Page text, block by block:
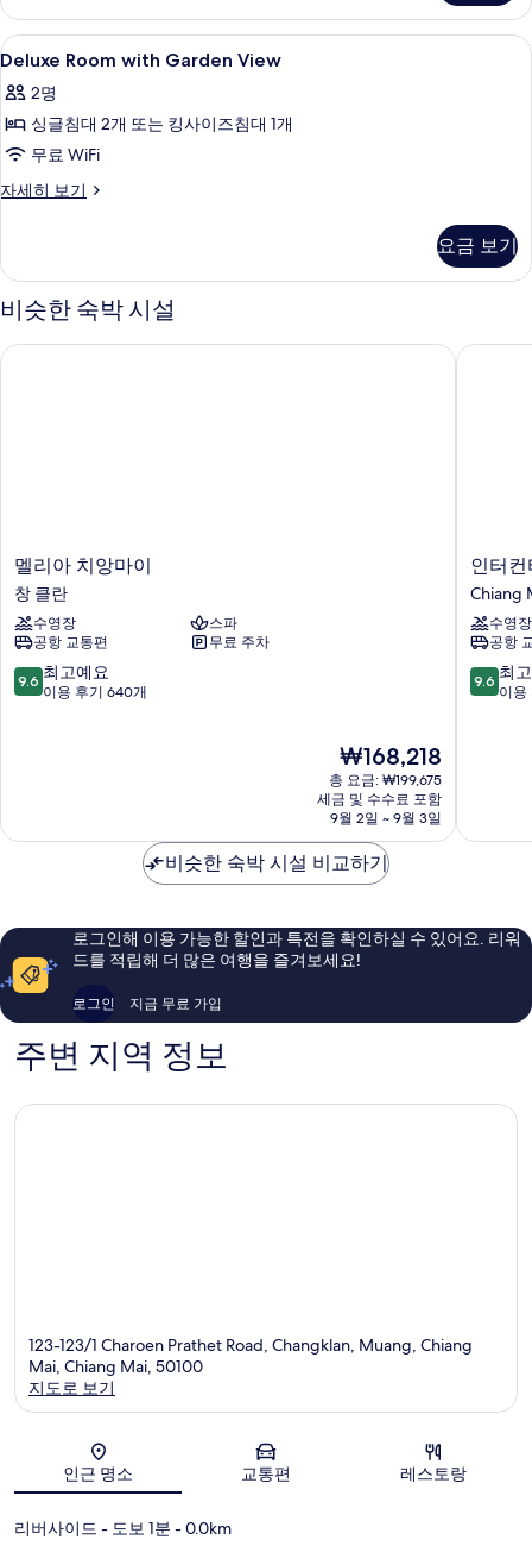
자
세
히
기
Deluxe
Room
with
Garden
View
사
두
보
기
6
Deluxe Room with Garden View
2명
싱글침대 2개 또는 킹사이즈침대 1개
무료 WiFi
자세히 보기
Deluxe
View
세
보
요금 보기
비슷한 숙박 시설
멜
리
아
치
앙
마
이
멜리아 치앙마이
창 클란
수영장
스파
공항 교통편
무료 주차
10
점
고
용
기
640
9.6 최고예요
이용 후기 640개
현
재
요
금
₩168,218
₩168,218
총 요금: ₩199,675
세금 및 수수료 포함
9월 2일 ~ 9월 3일
멜리아 치앙마이
인
터
컨
티
넨
탈
치
바
Mai
인터
Chiang
수영장
공항
10
점
고
용
후
9.6 최
이용
인터컨
비슷한 숙박 시설 비교하기
로그인해 이용 가능한 할인과 특전을 확인하실 수 있어요. 리워
드를 적립해 더 많은 여행을 즐겨보세요!
로그인 지금 무료 가입
주변 지역 정보
123-123/1 Charoen Prathet Road, Changklan, Muang, Chiang
Mai, Chiang Mai, 50100
지도로 보기
인근 명소 교통편 레스토랑
리버사이드 - 도보 1분 - 0.0km